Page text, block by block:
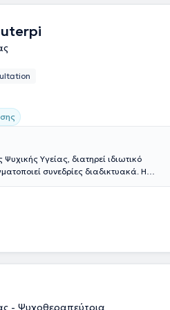
psychometric tool MMPI-2 by ISON and
of cases, utilizing his experience and
tailored to the individualized needs of
Ψυχικής Υγείας, διατηρεί ιδιωτικό
κατέχει πιστοποίηση στην
προσανατολισμού, Σχολές
- Ψυχοθεραπεύτρια